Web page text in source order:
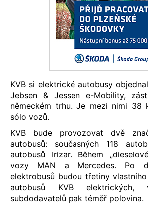
KVB si elektrické autobusy
Jebsen & Jessen e-Mobility,
německém trhu. Je mezi nimi 38
sólo vozů.
KVB bude provozovat dvě
autobusů: současných 118
autobusů Irizar. Během
vozy MAN a Mercedes. Po
elektrobusů budou třetiny
autobusů KVB elektrických,
subdodavatelů pak téměř polovina.